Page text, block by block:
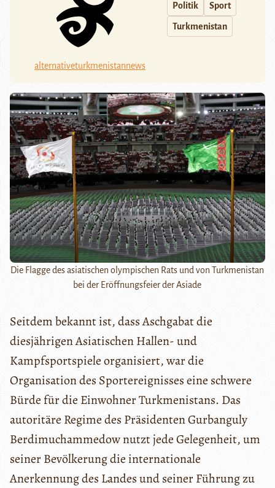
alternativeturkmenistannews
Politik Sport
Turkmenistan
Die Flagge des asiatischen olympischen Rats und von Turkmenistan
bei der Eröffnungsfeier der Asiade
Seitdem bekannt ist, dass Aschgabat die
diesjährigen Asiatischen Hallen- und
Kampfsportspiele organisiert, war die
Organisation des Sportereignisses eine schwere
Bürde für die Einwohner Turkmenistans. Das
autoritäre Regime des Präsidenten Gurbanguly
Berdimuchammedow nutzt jede Gelegenheit, um
seiner Bevölkerung die internationale
Anerkennung des Landes und seiner Führung zu